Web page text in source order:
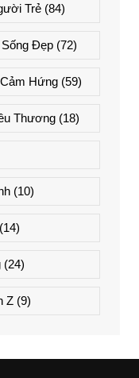
Trẻ (84)
Sống Đẹp (72)
Hứng(59)
Thương(18)
(10)
(14)
(24)
Z(9)